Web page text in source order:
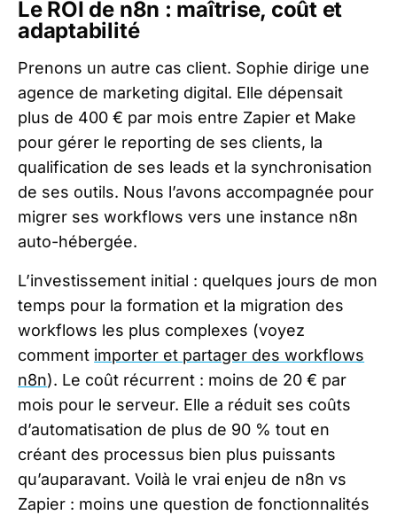
Le ROI de n8n : maîtrise, coût et
adaptabilité
Prenons un autre cas client. Sophie dirige une
agence de marketing digital. Elle dépensait
plus de 400 € par mois entre Zapier et Make
pour gérer le reporting de ses clients, la
qualification de ses leads et la synchronisation
de ses outils. Nous l’avons accompagnée pour
migrer ses workflows vers une instance n8n
auto-hébergée.
L’investissement initial : quelques jours de mon
temps pour la formation et la migration des
workflows les plus complexes (voyez
comment importer et partager des workflows
n8n). Le coût récurrent : moins de 20 € par
mois pour le serveur. Elle a réduit ses coûts
d’automatisation de plus de 90 % tout en
créant des processus bien plus puissants
qu’auparavant. Voilà le vrai enjeu de n8n vs
Zapier : moins une question de fonctionnalités